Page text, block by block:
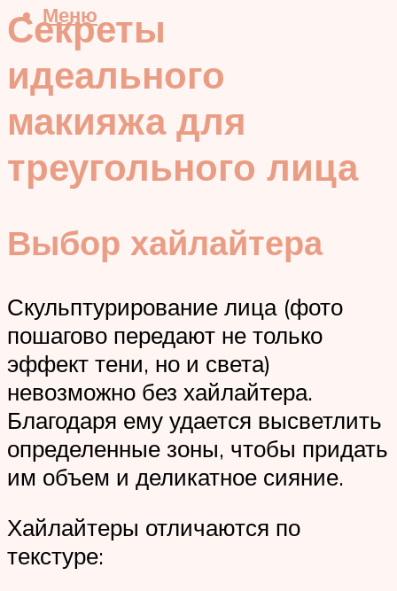
Меню
Секреты
идеального
макияжа для
треугольного лица
Выбор хайлайтера
Скульптурирование лица (фото
пошагово передают не только
эффект тени, но и света)
невозможно без хайлайтера.
Благодаря ему удается высветлить
определенные зоны, чтобы придать
им объем и деликатное сияние.
Хайлайтеры отличаются по
текстуре: